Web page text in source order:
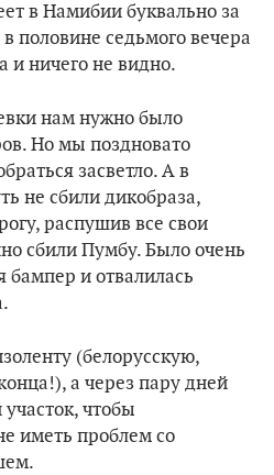
в Намибии буквально за
половине седьмого вечера
и ничего не видно.
нам нужно было
Но мы поздновато
засветло. А в
не сбили дикобраза,
распушив все свои
сбили Пумбу. Было очень
бампер и отвалилась
(белорусскую,
а через пару дней
чтобы
иметь проблем со